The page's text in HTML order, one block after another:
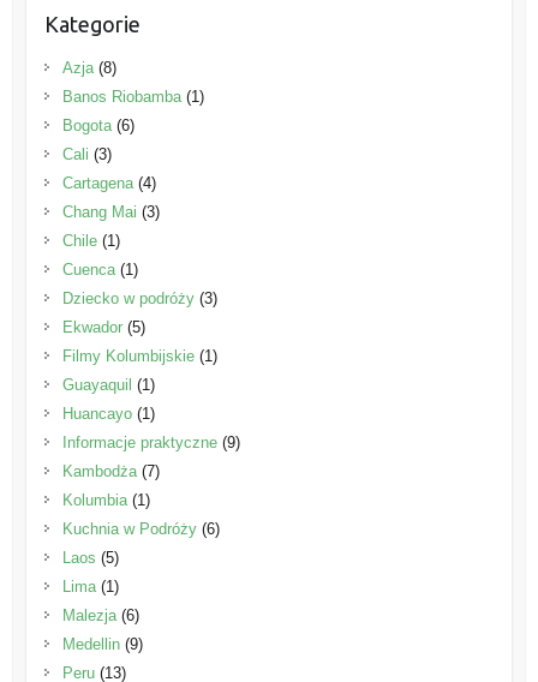
Kategorie
Azja(8)
Banos Riobamba(1)
Bogota(6)
Cali (3)
Cartagena(4)
Chang Mai (3)
Chile(1)
Cuenca(1)
Dziecko w podróży(3)
Ekwador(5)
Filmy Kolumbijskie(1)
Guayaquil (1)
Huancayo(1)
Informacje praktyczne(9)
Kambodża(7)
Kolumbia(1)
Kuchnia w Podróży(6)
Laos (5)
Lima(1)
Malezja(6)
Medellin(9)
Peru(13)